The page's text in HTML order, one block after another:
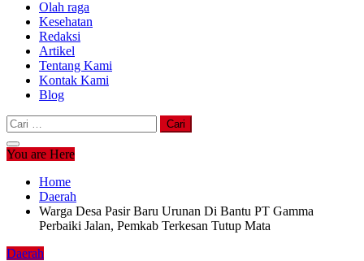
Olah raga
Kesehatan
Redaksi
Artikel
Tentang Kami
Kontak Kami
Blog
Cari
untuk:
You are Here
Home
Daerah
Warga Desa Pasir Baru Urunan Di Bantu PT Gamma
Perbaiki Jalan, Pemkab Terkesan Tutup Mata
Daerah